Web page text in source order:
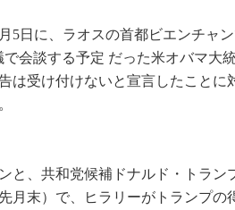
5日に、ラオスの首都ビエンチャ
会談する予定 だった米オバマ大
受け付けないと宣言したことに
と、共和党候補ドナルド・トラン
月末）で、ヒラリーがトランプの